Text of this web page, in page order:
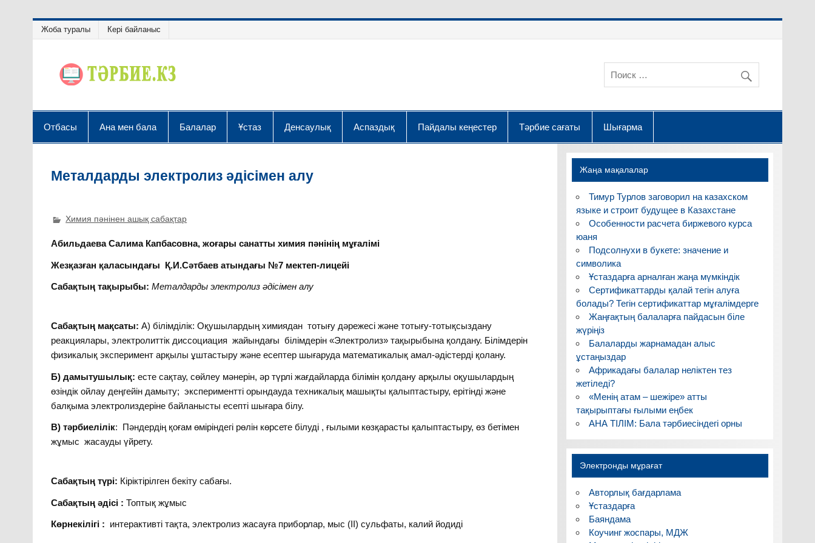
Жоба туралы Кері байланыс
Отбасы Ана мен бала Балалар Ұстаз Денсаулық Аспаздық Пайдалы кеңестер Тәрбие сағаты Шығарма
Металдарды электролиз әдісімен алу
Химия пәнінен ашық сабақтар
Абильдаева Салима Капбасовна, жоғары санатты химия пәнінің мұғалімі
Жезқазған қаласындағы Қ.И.Сәтбаев атындағы №7 мектеп-лицейі
Сабақтың тақырыбы:Металдарды электролиз әдісімен алу
Сабақтың мақсаты:А) білімділік: Оқушылардың химиядан тотығу дәрежесі және тотығу-тотықсыздану
реакциялары, электролиттік диссоциация жайындағы білімдерін «Электролиз» тақырыбына қолдану. Білімдерін
физикалық эксперимент арқылы ұштастыру және есептер шығаруда математикалық амал-әдістерді қолану.
Б) дамытушылық:есте сақтау, сөйлеу мәнерін, әр түрлі жағдайларда білімін қолдану арқылы оқушылардың
өзіндік ойлау деңгейін дамыту; экспериментті орындауда техникалық машықты қалыптастыру, ерітінді және
балқыма электролиздеріне байланысты есепті шығара білу.
В) тәрбиелілік: Пәндердің қоғам өміріндегі рөлін көрсете білуді , ғылыми көзқарасты қалыптастыру, өз бетімен
жұмыс жасауды үйрету.
Сабақтың түрі: Кіріктірілген бекіту сабағы.
Сабақтың әдісі : Топтық жұмыс
Көрнекілігі : интерактивті тақта, электролиз жасауға приборлар, мыс (ІІ) сульфаты, калий йодиді
Жаңа мақалалар
Тимур Турлов заговорил на казахском
языке и строит будущее в Казахстане
Особенности расчета биржевого курса
юаня
Подсолнухи в букете: значение и
символика
Ұстаздарға арналған жаңа мүмкіндік
Сертификаттарды қалай тегін алуға
болады? Тегін сертификаттар мұғалімдерге
Жаңғақтың балаларға пайдасын біле
жүріңіз
Балаларды жарнамадан алыс
ұстаңыздар
Африкадағы балалар неліктен тез
жетіледі?
«Менің атам – шежіре» атты
тақырыптағы ғылыми еңбек
АНА ТІЛІМ: Бала тәрбиесіндегі орны
Электронды мұрағат
Авторлық бағдарлама
Ұстаздарға
Баяндама
Коучинг жоспары, МДЖ